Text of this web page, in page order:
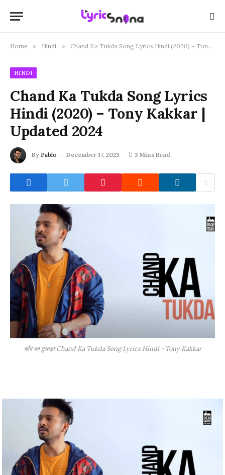
Home » Hindi » Chand Ka Tukda Song Lyrics Hindi (2020) – Tony Kakkar | Updated 2024
HINDI
Chand Ka Tukda Song Lyrics
Hindi (2020) – Tony Kakkar |
Updated 2024
By Pablo December 17, 2023 3 Mins Read
चाँद का टुकड़ा Chand Ka Tukda Song Lyrics Hindi - Tony Kakkar